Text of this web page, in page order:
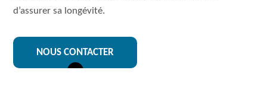
d’assurer sa longévité.
NOUS CONTACTER